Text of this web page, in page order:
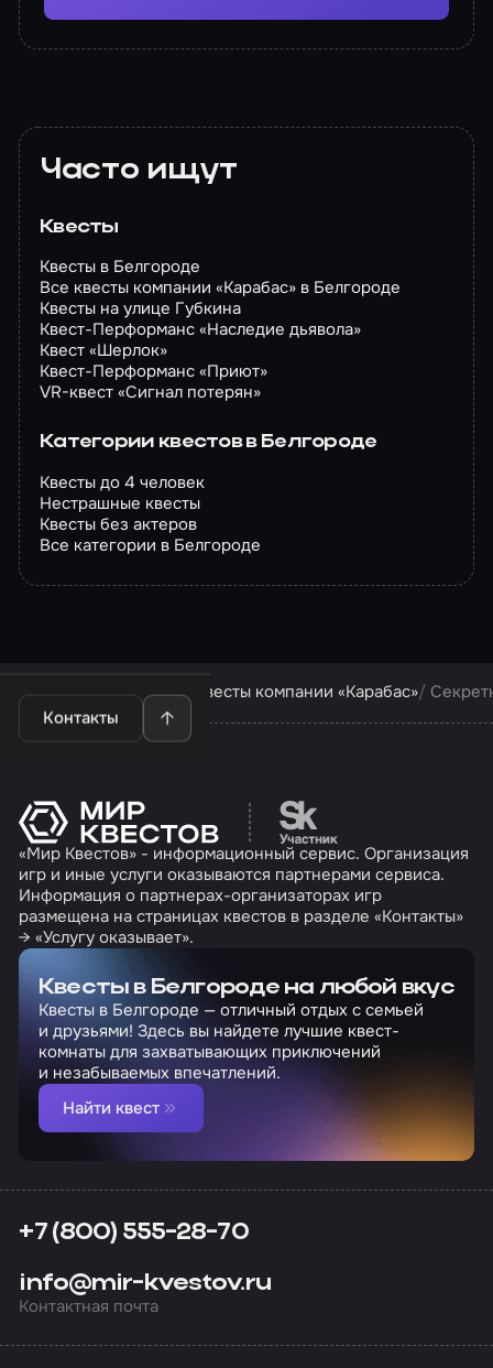
Часто ищут
Квесты
Квесты в Белгороде
Все квесты компании «Карабас» в Белгороде
Квесты на улице Губкина
Квест-Перформанс «Наследие дьявола»
Квест «Шерлок»
Квест-Перформанс «Приют»
VR-квест «Сигнал потерян»
Категории квестов в Белгороде
Квесты до 4 человек
Нестрашные квесты
Квесты без актеров
Все категории в Белгороде
Контакты
Квесты в Белгороде Квесты компании «Карабас»
Перейти на сайт
«Мир Квестов» - информационный сервис. Организация
игр и иные услуги оказываются партнерами сервиса.
Информация о партнерах-организаторах игр
размещена на страницах квестов в разделе «Контакты»
→ «Услугу оказывает».
Квесты в Белгороде на любой вкус
Квесты в Белгороде — отличный отдых с семьей
и друзьями! Здесь вы найдете лучшие квест-
комнаты для захватывающих приключений
и незабываемых впечатлений.
Найти квест
+7 (800) 555-28-70
info@mir-kvestov.ru
Контактная почта